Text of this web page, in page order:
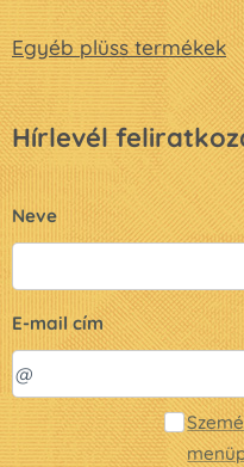
Egyéb plüss termékek
Hírlevél
Neve
E-mail cím